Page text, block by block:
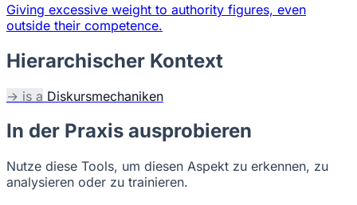
Giving excessive weight to authority figures, even
outside their competence.
Hierarchischer Kontext
→ is a Diskursmechaniken
In der Praxis ausprobieren
Nutze diese Tools, um diesen Aspekt zu erkennen, zu
analysieren oder zu trainieren.